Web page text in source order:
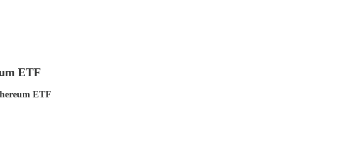
ETF
ETF